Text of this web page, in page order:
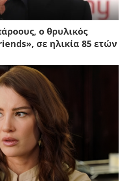
ο θρυλικός
σε ηλικία 85 ετών